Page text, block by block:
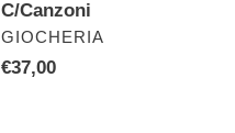
C/Canzoni
VENDITORE
GIOCHERIA
Prezzo
€37,00